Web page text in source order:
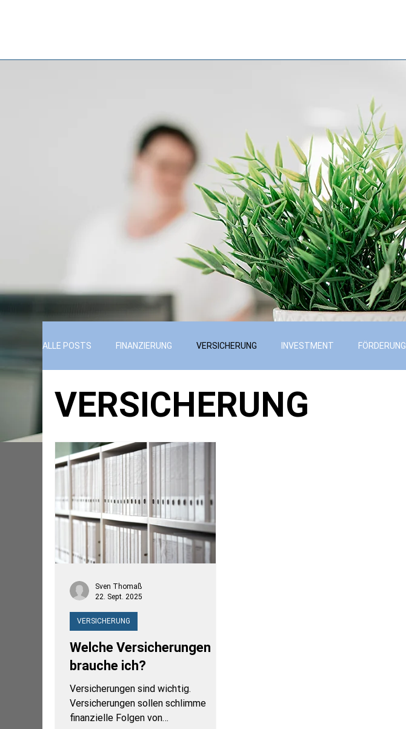
ALLE POSTS FINANZIERUNG VERSICHERUNG INVESTMENT FÖRDERUNG
VERSICHERUNG
Welche Versicherungen
brauche ich?
Versicherungen sind wichtig.
Versicherungen sollen schlimme
finanzielle Folgen von
VERSICHERUNG
Sven Thomaß
22. Sept. 2025